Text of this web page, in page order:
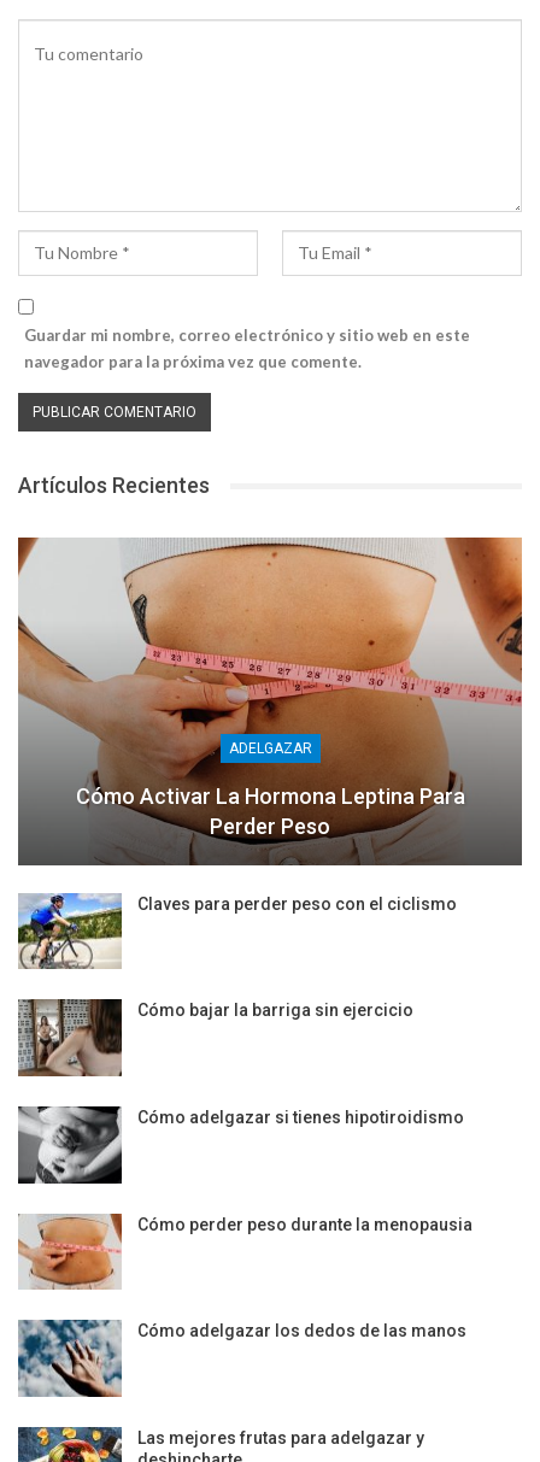
Guardar mi nombre, correo electrónico y sitio web en este
navegador para la próxima vez que comente.
Artículos Recientes
ADELGAZAR
Cómo Activar La Hormona Leptina Para
Perder Peso
Claves para perder peso con el ciclismo
Cómo bajar la barriga sin ejercicio
Cómo adelgazar si tienes hipotiroidismo
Cómo perder peso durante la menopausia
Cómo adelgazar los dedos de las manos
Las mejores frutas para adelgazar y